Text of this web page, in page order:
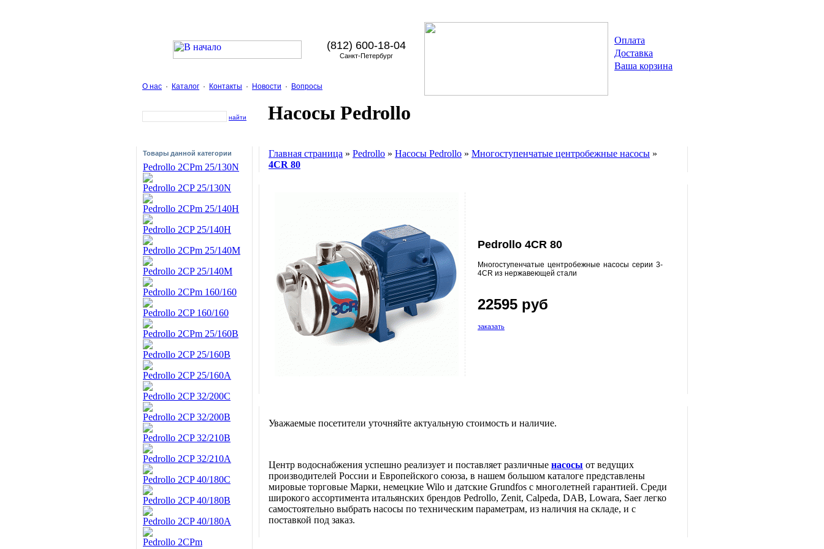
(812) 600-18-04
Санкт-Петербург
О нас · Каталог · Контакты · Новости · Вопросы
Оплата
Доставка
Ваша корзина
найти Насосы Pedrollo
Товары данной категории
Pedrollo 2CPm 25/130N
Pedrollo 2CP 25/130N
Pedrollo 2CPm 25/140H
Pedrollo 2CP 25/140H
Pedrollo 2CPm 25/140M
Pedrollo 2CP 25/140M
Pedrollo 2CPm 160/160
Pedrollo 2CP 160/160
Pedrollo 2CPm 25/160B
Pedrollo 2CP 25/160B
Pedrollo 2CP 25/160A
Pedrollo 2CP 32/200C
Pedrollo 2CP 32/200B
Pedrollo 2CP 32/210B
Pedrollo 2CP 32/210A
Pedrollo 2CP 40/180C
Pedrollo 2CP 40/180B
Pedrollo 2CP 40/180A
Pedrollo 2CPm
Главная страница » Pedrollo » Насосы Pedrollo » Многоступенчатые центробежные насосы »
4CR 80
Pedrollo 4CR 80
Многоступенчатые центробежные насосы серии 3-
4CR из нержавеющей стали
22595 руб
заказать
Уважаемые посетители уточняйте актуальную стоимость и наличие.
Центр водоснабжения успешно реализует и поставляет различные насосы от ведущих
производителей России и Европейского союза, в нашем большом каталоге представлены
мировые торговые Марки, немецкие Wilo и датские Grundfos с многолетней гарантией. Среди
широкого ассортимента итальянских брендов Pedrollo, Zenit, Calpeda, DAB, Lowara, Saer легко
самостоятельно выбрать насосы по техническим параметрам, из наличия на складе, и с
поставкой под заказ.